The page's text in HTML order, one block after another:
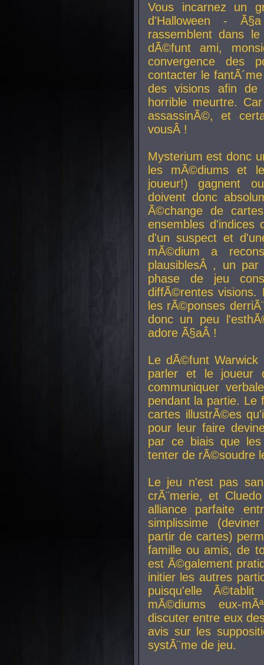
Vous incarnez un
d'Halloween -
rassemblent dans
dÃ©funt ami,
convergence des
contacter le
des visions afin
horrible meurtre.
assassinÃ©, et
vousÂ !
Mysterium est donc
les mÃ©diums et
joueur!) gagnent
doivent donc
Ã©change de
ensembles d'indices
d'un suspect et
mÃ©dium a
plausiblesÂ , un par
phase de jeu
diffÃ©rentes visions.
les rÃ©ponses
donc un peu
adore Ã§aÂ !
Le dÃ©funt Warwick
parler et le joueur
communiquer
pendant la partie. Le
cartes illustrÃ©es
pour leur faire
par ce biais que
tenter de rÃ©soudre
Le jeu n'est pas
crÃ¨merie, et
alliance parfaite
simplissime
partir de cartes)
famille ou amis, de
est Ã©galement
initier les autres
puisqu'elle
mÃ©diums eux-
discuter entre eux
avis sur les
systÃ¨me de jeu.